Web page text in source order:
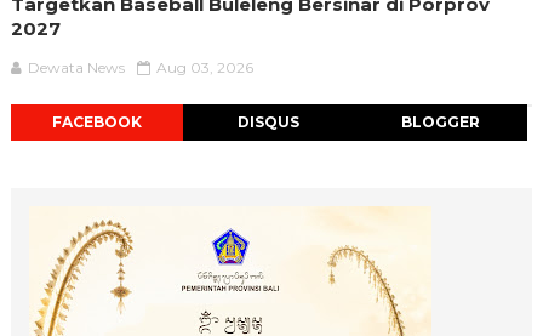
2027
Dewata News Aug 03, 2026
FACEBOOK DISQUS BLOGGER